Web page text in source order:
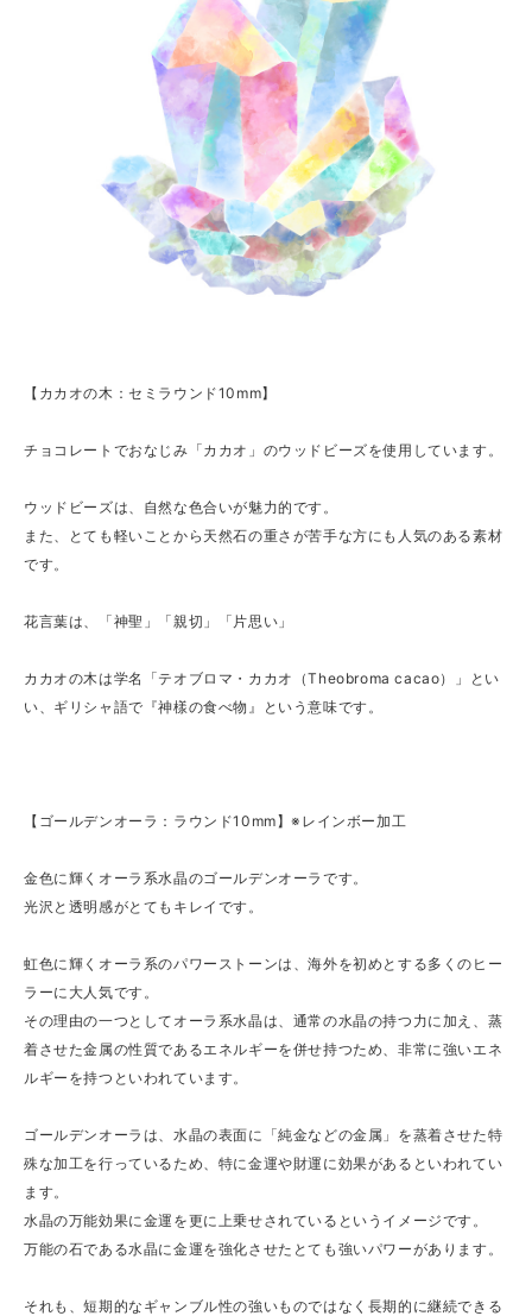
【カカオの木：セミラウンド10mm】
チョコレートでおなじみ「カカオ」のウッドビーズを使用しています。
ウッドビーズは、自然な色合いが魅力的です。
また、とても軽いことから天然石の重さが苦手な方にも人気のある素材
です。
花言葉は、「神聖」「親切」「片思い」
カカオの木は学名「テオブロマ・カカオ（Theobroma cacao）」とい
い、ギリシャ語で『神樣の食べ物』という意味です。
【ゴールデンオーラ：ラウンド10mm】※レインボー加工
金色に輝くオーラ系水晶のゴールデンオーラです。
光沢と透明感がとてもキレイです。
虹色に輝くオーラ系のパワーストーンは、海外を初めとする多くのヒー
ラーに大人気です。
その理由の一つとしてオーラ系水晶は、通常の水晶の持つ力に加え、蒸
着させた金属の性質であるエネルギーを併せ持つため、非常に強いエネ
ルギーを持つといわれています。
ゴールデンオーラは、水晶の表面に「純金などの金属」を蒸着させた特
殊な加工を行っているため、特に金運や財運に効果があるといわれてい
ます。
水晶の万能効果に金運を更に上乗せされているというイメージです。
万能の石である水晶に金運を強化させたとても強いパワーがあります。
それも、短期的なギャンブル性の強いものではなく長期的に継続できる